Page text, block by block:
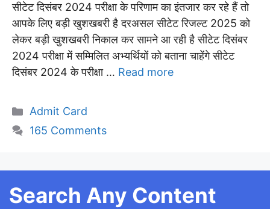
सीटेट दिसंबर 2024 परीक्षा के परिणाम का इंतजार कर रहे हैं तो
आपके लिए बड़ी खुशखबरी है दरअसल सीटेट रिजल्ट 2025 को
लेकर बड़ी खुशखबरी निकाल कर सामने आ रही है सीटेट दिसंबर
2024 परीक्षा में सम्मिलित अभ्यर्थियों को बताना चाहेंगे सीटेट
दिसंबर 2024 के परीक्षा … Read more
Categories
Admit Card
165 Comments
Search Any Content